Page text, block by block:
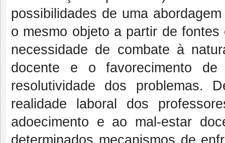
possibilidades de uma
o mesmo objeto a partir de
necessidade de combate à
docente e o favorecimento de
resolutividade dos problemas.
realidade laboral dos
adoecimento e ao mal-estar
determinados mecanismos de